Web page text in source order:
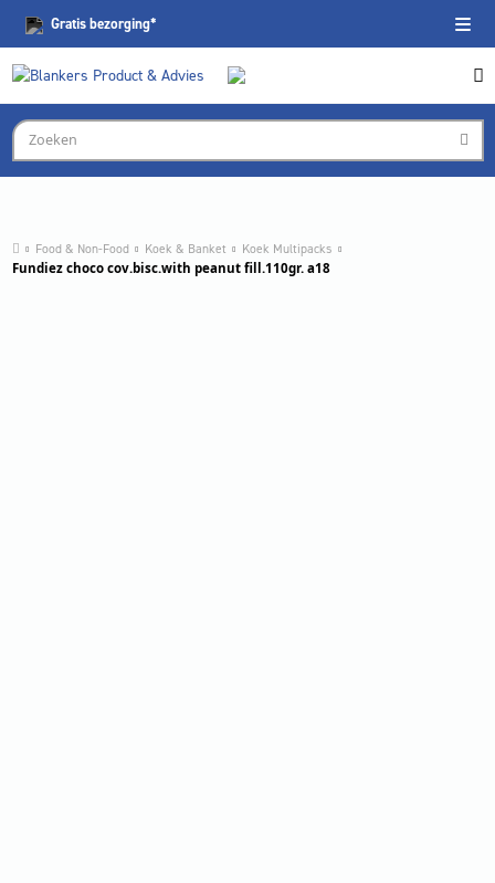
Gratisbezorging*
Food & Non-Food Koek & Banket Koek Multipacks
Fundiez choco cov.bisc.with peanut fill.110gr. a18